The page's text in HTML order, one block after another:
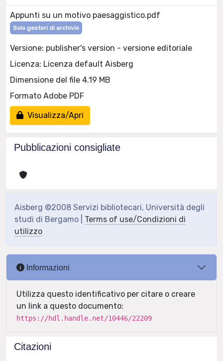
Appunti su un motivo paesaggistico.pdf
Solo gestori di archivio
Versione: publisher's version - versione editoriale
Licenza: Licenza default Aisberg
Dimensione del file 4.19 MB
Formato Adobe PDF
Visualizza/Apri
Pubblicazioni consigliate
Aisberg ©2008 Servizi bibliotecari, Università degli
studi di Bergamo | Terms of use/Condizioni di
utilizzo
Informazioni
Utilizza questo identificativo per citare o creare
un link a questo documento:
https://hdl.handle.net/10446/22209
Citazioni